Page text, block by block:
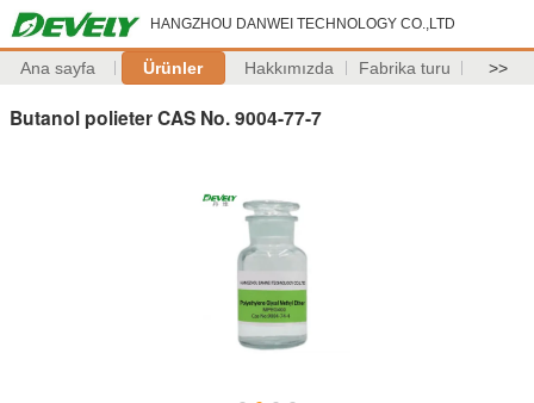
HANGZHOU DANWEI TECHNOLOGY CO.,LTD
Ana sayfa Ürünler Hakkımızda Fabrika turu >>
Butanol polieter CAS No. 9004-77-7